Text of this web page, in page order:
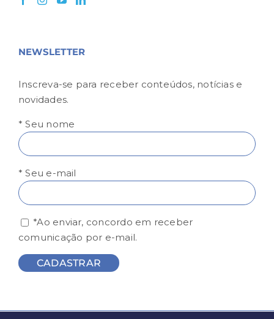
NEWSLETTER
Inscreva-se para receber conteúdos, notícias e
novidades.
* Seu nome
* Seu e-mail
*Ao enviar, concordo em receber
comunicação por e-mail.